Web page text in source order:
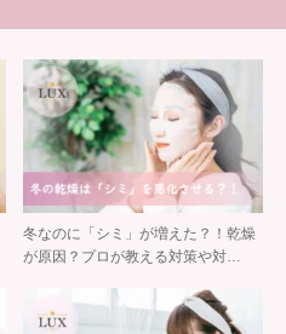
冬なのに「シミ」が増えた？！乾燥
が原因？プロが教える対策や対…